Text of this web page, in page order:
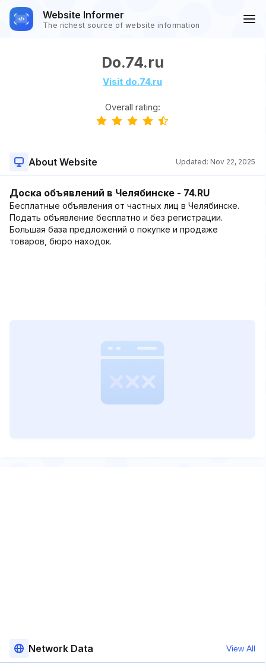
Website Informer
The richest source of website information
Do.74.ru
Visit do.74.ru
Overall rating:
About Website Updated: Nov 22, 2025
Доска объявлений в Челябинске - 74.RU
Бесплатные объявления от частных лиц в Челябинске.
Подать объявление бесплатно и без регистрации.
Большая база предложений о покупке и продаже
товаров, бюро находок.
Network Data View All